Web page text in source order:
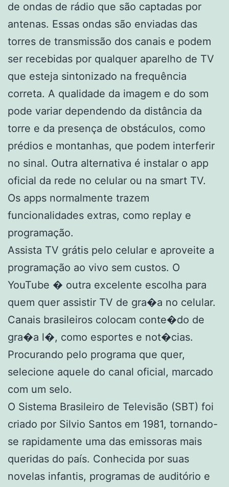
de ondas de rádio que são captadas por
antenas. Essas ondas são enviadas das
torres de transmissão dos canais e podem
ser recebidas por qualquer aparelho de TV
que esteja sintonizado na frequência
correta. A qualidade da imagem e do som
pode variar dependendo da distância da
torre e da presença de obstáculos, como
prédios e montanhas, que podem interferir
no sinal. Outra alternativa é instalar o app
oficial da rede no celular ou na smart TV.
Os apps normalmente trazem
funcionalidades extras, como replay e
programação.
Assista TV grátis pelo celular e aproveite a
programação ao vivo sem custos. O
YouTube � outra excelente escolha para
quem quer assistir TV de gra�a no celular.
Canais brasileiros colocam conte�do de
gra�a l�, como esportes e not�cias.
Procurando pelo programa que quer,
selecione aquele do canal oficial, marcado
com um selo.
O Sistema Brasileiro de Televisão (SBT) foi
criado por Silvio Santos em 1981, tornando-
se rapidamente uma das emissoras mais
queridas do país. Conhecida por suas
novelas infantis, programas de auditório e